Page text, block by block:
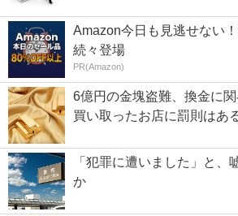
Amazon今日も見逃せない
続々登場
PR(Amazon)
6億円の金塊盗難、換金に
買い取ったお店に罰則はあ
「犯罪に遭いました」と、
か